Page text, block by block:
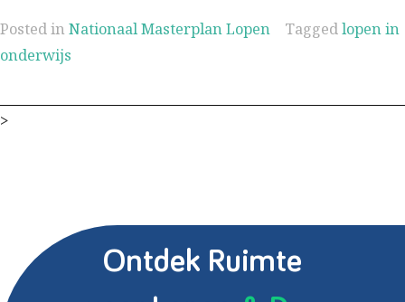
Posted in Nationaal Masterplan Lopen Taggedlopen in
onderwijs
>
Ontdek Ruimte